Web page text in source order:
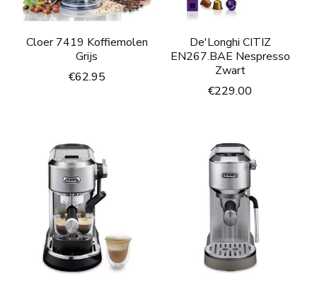
Cloer 7419 Koffiemolen
Grijs
€62.95
De'Longhi CITIZ
EN267.BAE Nespresso
Zwart
€229.00